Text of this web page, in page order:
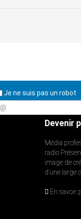
Je ne suis pas un robot
@
Devenir
Média
radio
image de
d’une large
En savoir